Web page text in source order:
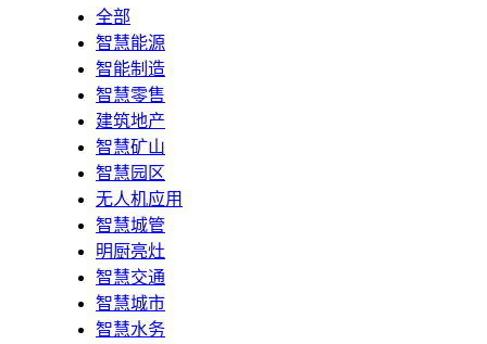
全部
智慧能源
智能制造
智慧零售
建筑地产
智慧矿山
智慧园区
无人机应用
智慧城管
明厨亮灶
智慧交通
智慧城市
智慧水务